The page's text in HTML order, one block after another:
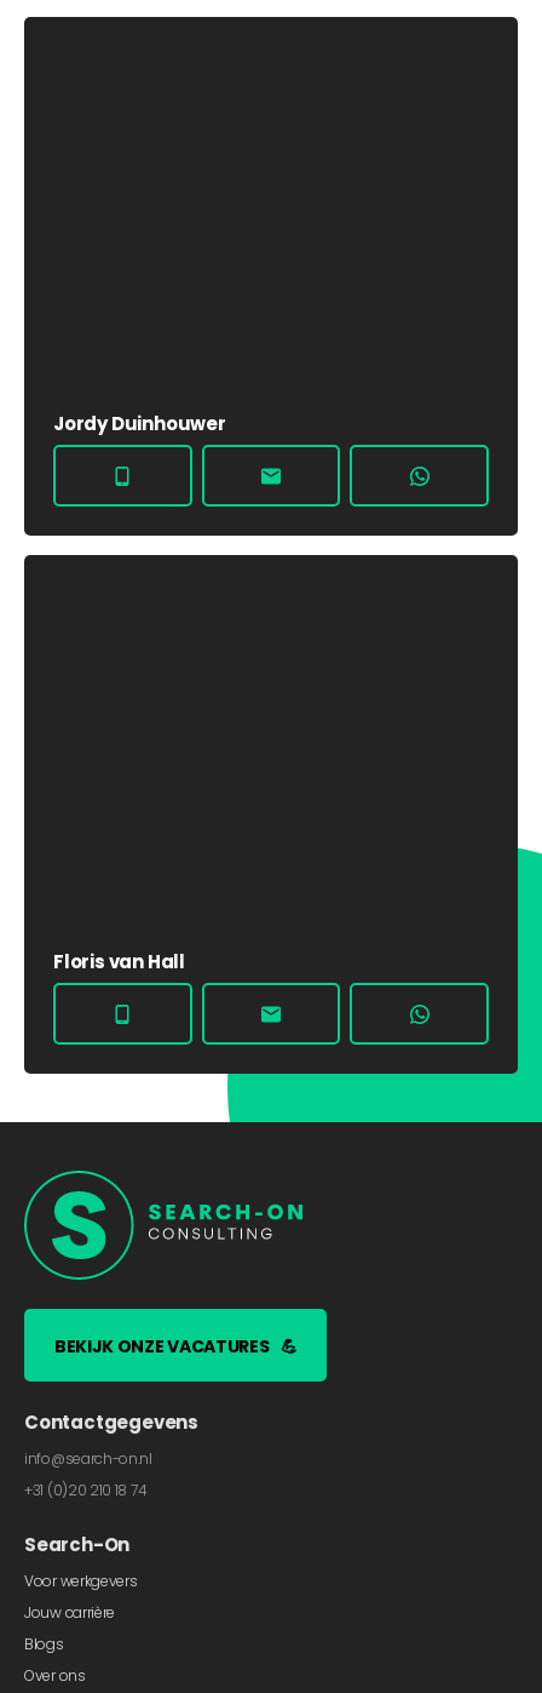
Jordy Duinhouwer
Floris van Hall
BEKIJK ONZE VACATURES 💪
Contactgegevens
info@search-on.nl
+31 (0)20 210 18 74
Search-On
Voor werkgevers
Jouw carrière
Blogs
Over ons